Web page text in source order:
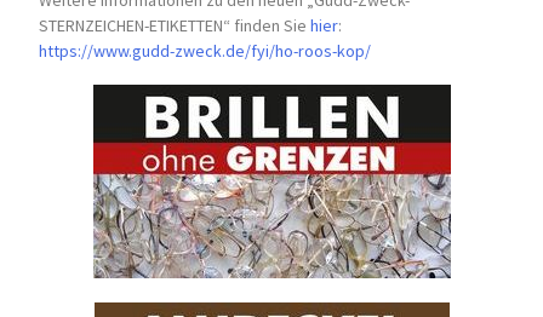
STERNZEICHEN-ETIKETTEN“ finden Siehier:
https://www.gudd-zweck.de/fyi/ho-roos-kop/